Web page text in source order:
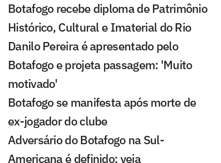
Botafogo recebe diploma de Patrimônio
Histórico, Cultural e Imaterial do Rio
Danilo Pereira é apresentado pelo
Botafogo e projeta passagem: 'Muito
motivado'
Botafogo se manifesta após morte de
ex-jogador do clube
Adversário do Botafogo na Sul-
Americana é definido; veja